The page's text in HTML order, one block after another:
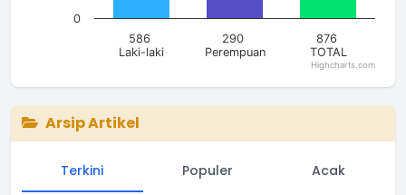
586
Laki-laki
290
Perempuan
876
TOTAL
0
Highcharts.com
Arsip Artikel
Terkini Populer Acak